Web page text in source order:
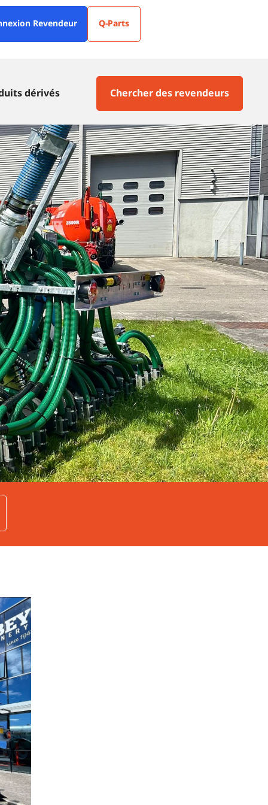
Revendeur Q-Parts
dérivés Chercher des revendeurs